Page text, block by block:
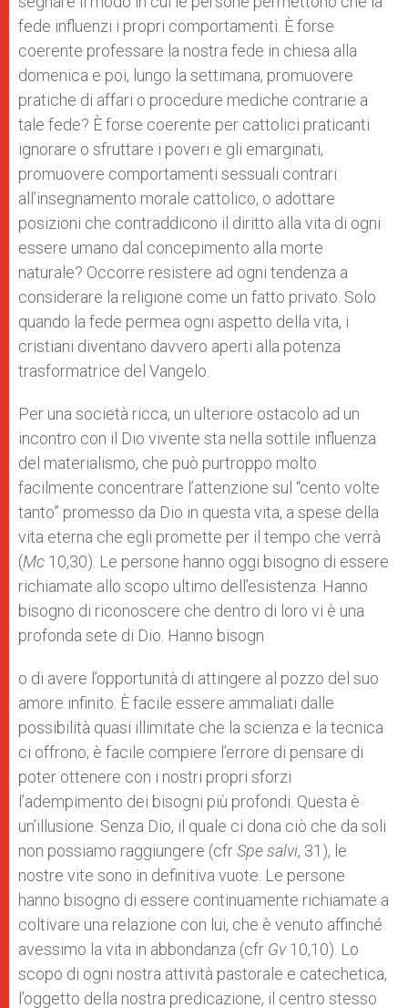
fede influenzi i propri comportamenti. È forse
coerente professare la nostra fede in chiesa alla
domenica e poi, lungo la settimana, promuovere
pratiche di affari o procedure mediche contrarie a
tale fede? È forse coerente per cattolici praticanti
ignorare o sfruttare i poveri e gli emarginati,
promuovere comportamenti sessuali contrari
all’insegnamento morale cattolico, o adottare
posizioni che contraddicono il diritto alla vita di ogni
essere umano dal concepimento alla morte
naturale? Occorre resistere ad ogni tendenza a
considerare la religione come un fatto privato. Solo
quando la fede permea ogni aspetto della vita, i
cristiani diventano davvero aperti alla potenza
trasformatrice del Vangelo.
Per una società ricca, un ulteriore ostacolo ad un
incontro con il Dio vivente sta nella sottile influenza
del materialismo, che può purtroppo molto
facilmente concentrare l’attenzione sul “cento volte
tanto” promesso da Dio in questa vita, a spese della
vita eterna che egli promette per il tempo che verrà
(Mc 10,30). Le persone hanno oggi bisogno di essere
richiamate allo scopo ultimo dell’esistenza. Hanno
bisogno di riconoscere che dentro di loro vi è una
profonda sete di Dio. Hanno bisogn
o di avere l’opportunità di attingere al pozzo del suo
amore infinito. È facile essere ammaliati dalle
possibilità quasi illimitate che la scienza e la tecnica
ci offrono; è facile compiere l’errore di pensare di
poter ottenere con i nostri propri sforzi
l’adempimento dei bisogni più profondi. Questa è
un’illusione. Senza Dio, il quale ci dona ciò che da soli
non possiamo raggiungere (cfrSpe salvi, 31), le
nostre vite sono in definitiva vuote. Le persone
hanno bisogno di essere continuamente richiamate a
coltivare una relazione con lui, che è venuto affinché
avessimo la vita in abbondanza (cfr Gv10,10). Lo
scopo di ogni nostra attività pastorale e catechetica,
l’oggetto della nostra predicazione, il centro stesso